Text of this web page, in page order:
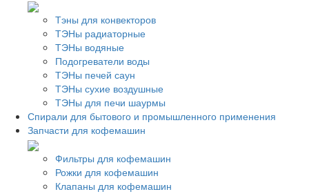
Тэны для конвекторов
ТЭНы радиаторные
ТЭНы водяные
Подогреватели воды
ТЭНы печей саун
ТЭНы сухие воздушные
ТЭНы для печи шаурмы
Спирали для бытового и промышленного применения
Запчасти для кофемашин
Фильтры для кофемашин
Рожки для кофемашин
Клапаны для кофемашин